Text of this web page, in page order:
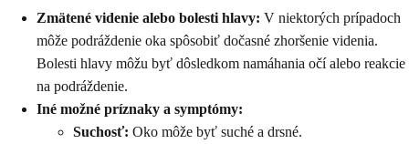
Zmätené videnie alebo bolesti hlavy: V niektorých prípadoch
môže podráždenie oka spôsobiť dočasné zhoršenie videnia.
Bolesti hlavy môžu byť dôsledkom namáhania očí alebo reakcie
na podráždenie.
Iné možné príznaky a symptómy:
Suchosť: Oko môže byť suché a drsné.